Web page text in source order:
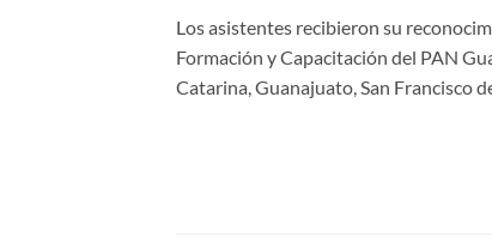
Los asistentes recibieron su
Formación y Capacitación del PAN
Catarina, Guanajuato, San Francisco